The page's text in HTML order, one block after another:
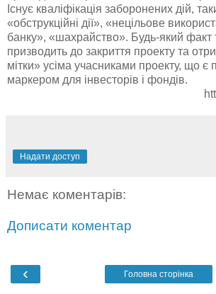
Існує кваліфікація заборонених дій,
«обструкційні дії», «нецільове
банку», «шахрайство». Будь-який факт
призводить до закриття проекту та
мітки» усіма учасниками проекту, що є
маркером для інвесторів і фондів.
Надати доступ
Немає коментарів:
Дописати коментар
‹ Головна сторінка